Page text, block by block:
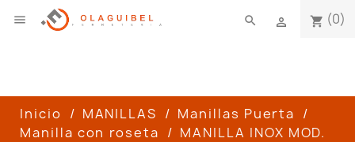
 shopping_cart (0)

search
Inicio MANILLAS
Manillas Puerta
Manilla con roseta
MANILLA INOX MOD.